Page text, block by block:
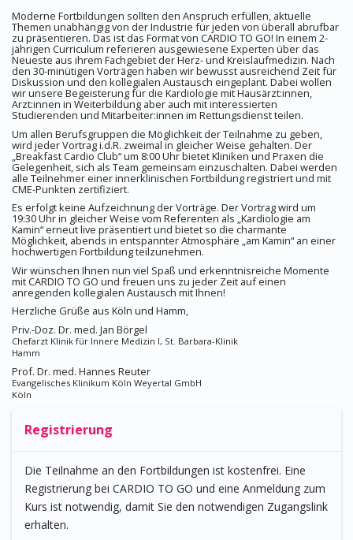
Moderne Fortbildungen sollten den Anspruch erfüllen, aktuelle
Themen unabhängig von der Industrie für jeden von überall abrufbar
zu präsentieren. Das ist das Format von CARDIO TO GO! In einem 2-
jährigen Curriculum referieren ausgewiesene Experten über das
Neueste aus ihrem Fachgebiet der Herz- und Kreislaufmedizin. Nach
den 30-minütigen Vorträgen haben wir bewusst ausreichend Zeit für
Diskussion und den kollegialen Austausch eingeplant. Dabei wollen
wir unsere Begeisterung für die Kardiologie mit Hausärzt:innen,
Ärzt:innen in Weiterbildung aber auch mit interessierten
Studierenden und Mitarbeiter:innen im Rettungsdienst teilen.
Um allen Berufsgruppen die Möglichkeit der Teilnahme zu geben,
wird jeder Vortrag i.d.R. zweimal in gleicher Weise gehalten. Der
„Breakfast Cardio Club“ um 8:00 Uhr bietet Kliniken und Praxen die
Gelegenheit, sich als Team gemeinsam einzuschalten. Dabei werden
alle Teilnehmer einer innerklinischen Fortbildung registriert und mit
CME-Punkten zertifiziert.
Es erfolgt keine Aufzeichnung der Vorträge. Der Vortrag wird um
19:30 Uhr in gleicher Weise vom Referenten als „Kardiologie am
Kamin“ erneut live präsentiert und bietet so die charmante
Möglichkeit, abends in entspannter Atmosphäre „am Kamin“ an einer
hochwertigen Fortbildung teilzunehmen.
Wir wünschen Ihnen nun viel Spaß und erkenntnisreiche Momente
mit CARDIO TO GO und freuen uns zu jeder Zeit auf einen
anregenden kollegialen Austausch mit Ihnen!
Herzliche Grüße aus Köln und Hamm,
Priv.-Doz. Dr. med. Jan Börgel
Chefarzt Klinik für Innere Medizin I, St. Barbara-Klinik
Hamm
Prof. Dr. med. Hannes Reuter
Evangelisches Klinikum Köln Weyertal GmbH
Köln
Registrierung
Die Teilnahme an den Fortbildungen ist kostenfrei. Eine
Registrierung bei CARDIO TO GO und eine Anmeldung zum
Kurs ist notwendig, damit Sie den notwendigen Zugangslink
erhalten.